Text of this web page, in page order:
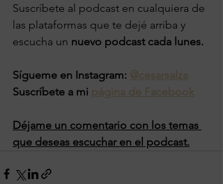
Suscríbete al podcast en cualquiera de
las plataformas que te dejé arriba y
escucha un nuevo podcast cada lunes.
Sígueme en Instagram: @cesarsalza
Suscríbete a mi página de Facebook
Déjame un comentario con los temas
que deseas escuchar en el podcast.